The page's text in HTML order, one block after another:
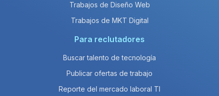
Trabajos de Diseño Web
Trabajos de MKT Digital
Para reclutadores
Buscar talento de tecnología
Publicar ofertas de trabajo
Reporte del mercado laboral TI